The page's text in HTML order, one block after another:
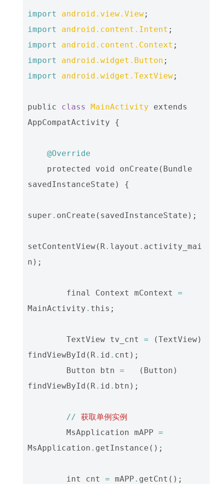
import android.view.View;
import
android.content.Intent ;
import
android.content.Context ;
import
android.widget.Button ;
import
android.widget.TextView;
public class MainActivity
extends
AppCompatActivity
{
@Override
protected
void onCreate ( Bundle
savedInstanceState ) {
super . onCreate ( savedInstanceState );
setContentView( R. layout . activity_mai
n );
final Context mContext
=
MainActivity . this ;
TextView tv_cnt = (TextView)
findViewById ( R. id . cnt );
Button
btn = ( Button )
findViewById ( R. id . btn );
// 获取单例实例
MsApplication mAPP =
MsApplication . getInstance ();
int cnt = mAPP . getCnt ();